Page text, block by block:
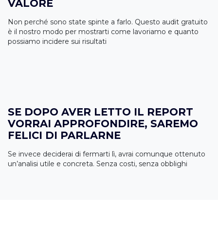
VALORE
Non perché sono state spinte a farlo. Questo audit gratuito
è il nostro modo per mostrarti come lavoriamo e quanto
possiamo incidere sui risultati
SE DOPO AVER LETTO IL REPORT
VORRAI APPROFONDIRE, SAREMO
FELICI DI PARLARNE
Se invece deciderai di fermarti lì, avrai comunque ottenuto
un’analisi utile e concreta. Senza costi, senza obblighi